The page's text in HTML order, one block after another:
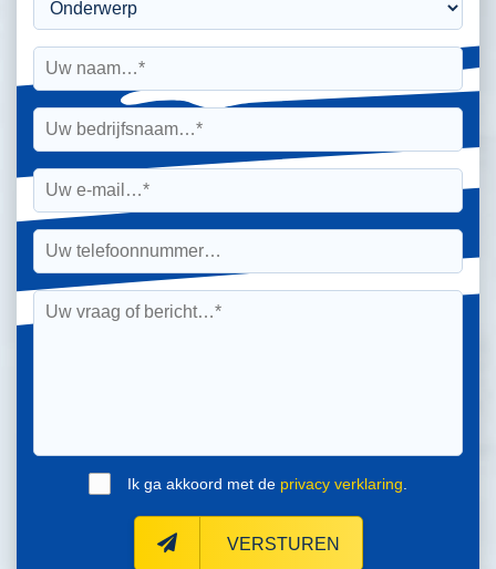
Ik ga akkoord met de privacy verklaring
VERSTUREN